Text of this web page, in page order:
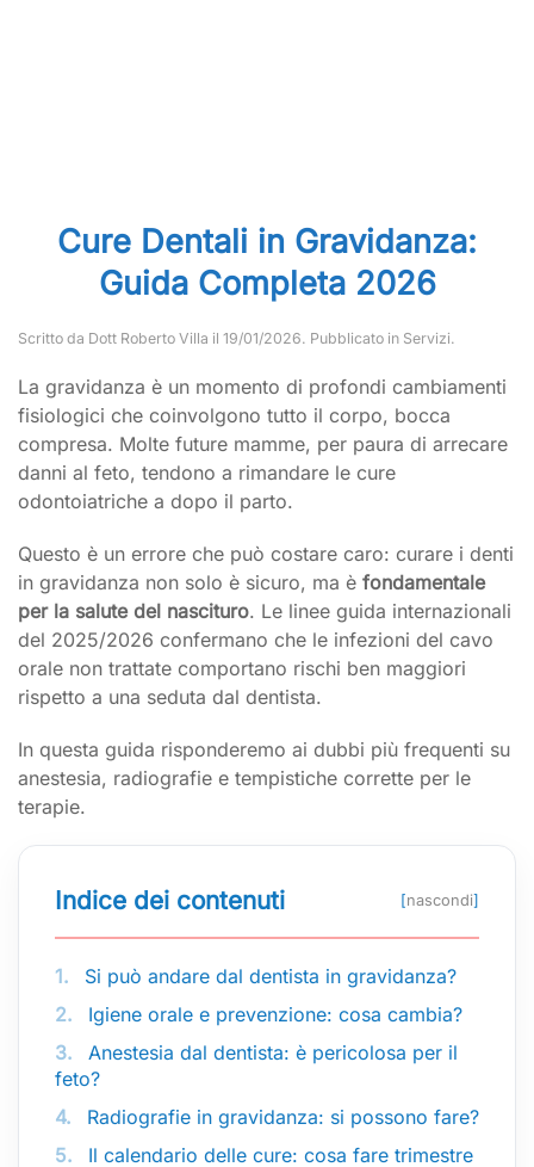
Cure Dentali in Gravidanza:
Guida Completa 2026
Scritto da Dott Roberto Villa il 19/01/2026. Pubblicato in Servizi.
La gravidanza è un momento di profondi cambiamenti
fisiologici che coinvolgono tutto il corpo, bocca
compresa. Molte future mamme, per paura di arrecare
danni al feto, tendono a rimandare le cure
odontoiatriche a dopo il parto.
Questo è un errore che può costare caro: curare i denti
in gravidanza non solo è sicuro, ma è fondamentale
per la salute del nascituro. Le linee guida internazionali
del 2025/2026 confermano che le infezioni del cavo
orale non trattate comportano rischi ben maggiori
rispetto a una seduta dal dentista.
In questa guida risponderemo ai dubbi più frequenti su
anestesia, radiografie e tempistiche corrette per le
terapie.
Indice dei contenuti [nascondi]
1.
Si può andare dal dentista in gravidanza?
2.
Igiene orale e prevenzione: cosa cambia?
3.
Anestesia dal dentista: è pericolosa per il
feto?
4.
Radiografie in gravidanza: si possono fare?
5.
Il calendario delle cure: cosa fare trimestre